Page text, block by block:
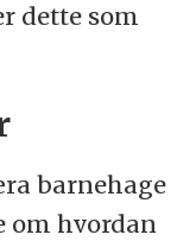
dette som
barnehage
om hvordan